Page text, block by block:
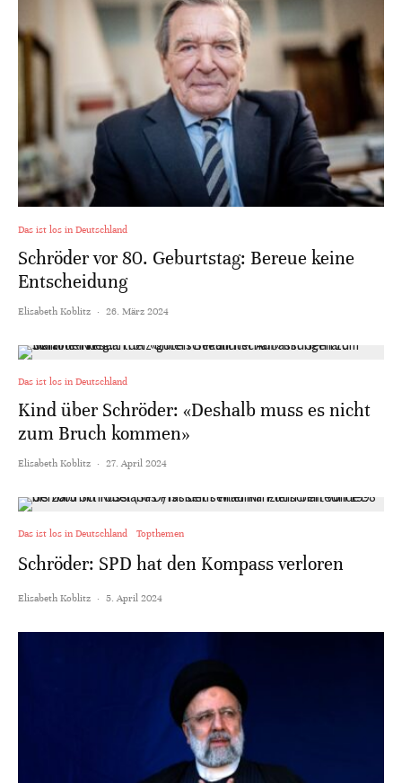
Das ist los in Deutschland
Schröder vor 80. Geburtstag: Bereue keine
Entscheidung
Elisabeth Koblitz · 26. März 2024
Das ist los in Deutschland
Kind über Schröder: «Deshalb muss es nicht
zum Bruch kommen»
Elisabeth Koblitz · 27. April 2024
Das ist los in Deutschland Topthemen
Schröder: SPD hat den Kompass verloren
Elisabeth Koblitz · 5. April 2024